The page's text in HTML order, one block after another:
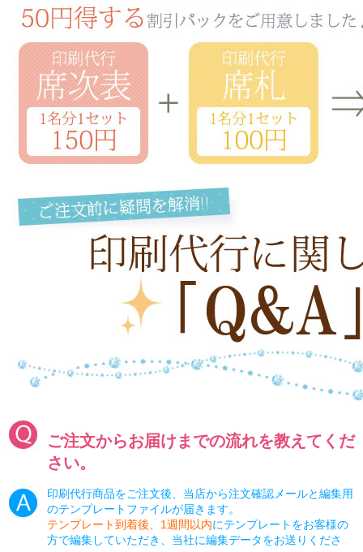
ご注文からお届けまでの流れを教えてくだ
さい。
印刷代行商品をご注文後、当店から注文確認メールと編集用
のテンプレートファイルが届きます。
テンプレート到着後、1週間以内にテンプレートをお客様の
方で編集していただき、当社に編集データをお送りくださ